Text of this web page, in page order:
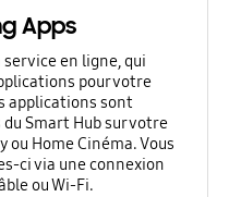
Apps
en ligne, qui
pour votre
applications sont
Smart Hub sur votre
ou Home Cinéma. Vous
ci via une connexion
ou Wi-Fi.